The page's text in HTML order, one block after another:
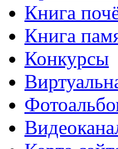
Книга
Книга
Конкурсы